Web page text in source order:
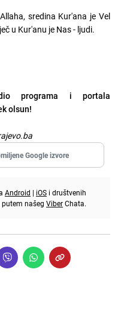
sredina Kur'ana je Vel
u Kur'anu je Nas - ljudi.
programa i portala
olsun!
Google izvore
Android | iOS i društvenih
putem našeg ViberChata.